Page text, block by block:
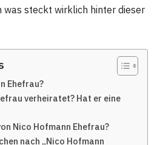
was steckt wirklich hinter dieser
Ehefrau?
verheiratet? Hat er eine
Nico Hofmann Ehefrau?
nach „Nico Hofmann